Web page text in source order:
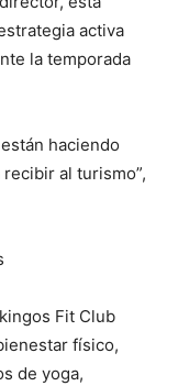
activa
la temporada
haciendo
al turismo”,
Fit Club
físico,
de yoga,